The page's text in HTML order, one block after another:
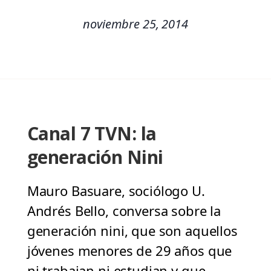
noviembre 25, 2014
Canal 7 TVN: la
generación Nini
Mauro Basuare, sociólogo U.
Andrés Bello, conversa sobre la
generación nini, que son aquellos
jóvenes menores de 29 años que